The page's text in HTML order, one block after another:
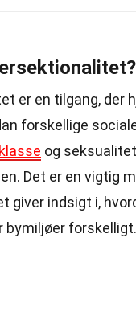
er en tilgang, der
forskellige
klasse og
Det er en vigtig
giver indsigt i,
bymiljøer forskelligt.